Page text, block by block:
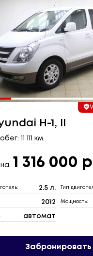
H-1, II
11 111 км.
1 316 000
2.5 л. Тип
2012 Мощность:
автомат
Забронировать